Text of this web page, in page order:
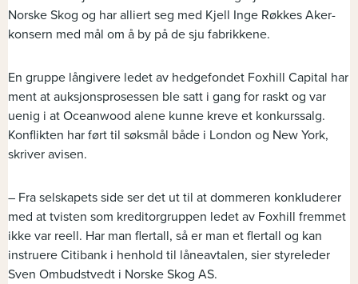
Norske Skog og har alliert seg med Kjell Inge Røkkes Aker-
konsern med mål om å by på de sju fabrikkene.
En gruppe långivere ledet av hedgefondet Foxhill Capital har
ment at auksjonsprosessen ble satt i gang for raskt og var
uenig i at Oceanwood alene kunne kreve et konkurssalg.
Konflikten har ført til søksmål både i London og New York,
skriver avisen.
– Fra selskapets side ser det ut til at dommeren konkluderer
med at tvisten som kreditorgruppen ledet av Foxhill fremmet
ikke var reell. Har man flertall, så er man et flertall og kan
instruere Citibank i henhold til låneavtalen, sier styreleder
Sven Ombudstvedt i Norske Skog AS.